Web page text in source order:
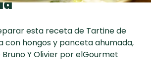
Galletas con
Chispas de
recetas
esta receta de Tartine de
con hongos y panceta ahumada,
Y Olivier por elGourmet